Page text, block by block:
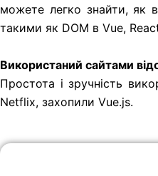
можете легко знайти, як
такими як DOM в Vue,
Використаний сайтами
Простота і зручність
Netflix, захопили Vue.js.